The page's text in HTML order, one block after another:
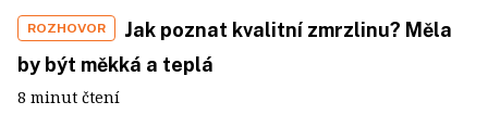
ROZHOVOR
Jak poznat kvalitní zmrzlinu? Měla
by být měkká a teplá
8 minut čtení